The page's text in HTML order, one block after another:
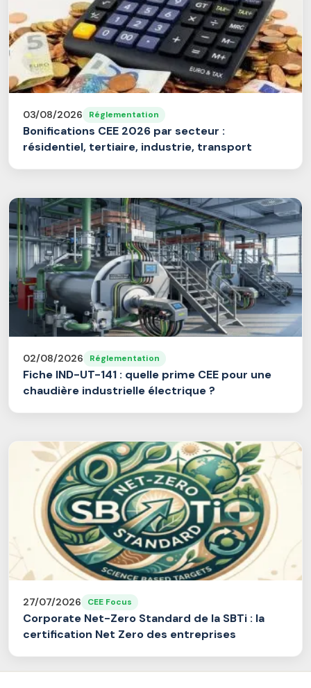
03/08/2026 Réglementation
Bonifications CEE 2026 par secteur :
résidentiel, tertiaire, industrie, transport
02/08/2026 Réglementation
Fiche IND-UT-141 : quelle prime CEE pour une
chaudière industrielle électrique ?
27/07/2026 CEE Focus
Corporate Net-Zero Standard de la SBTi : la
certification Net Zero des entreprises